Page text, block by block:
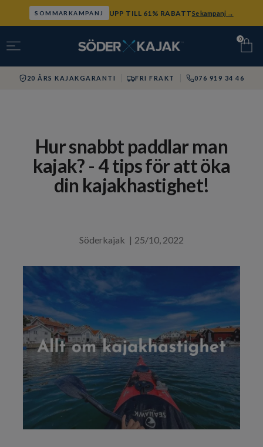
SOMMARKAMPANJ UPP TILL 61% RABATTSe kampanj →
0
20 ÅRS KAJAKGARANTI FRI FRAKT 076 919 34 46
Hur snabbt paddlar man
kajak? - 4 tips för att öka
din kajakhastighet!
Söderkajak | 25/10, 2022